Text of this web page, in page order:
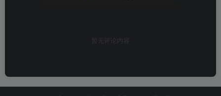
暂无评论内容